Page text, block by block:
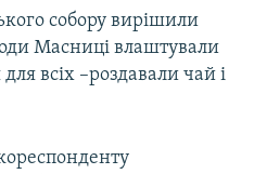
собору вирішили
Масниці влаштували
всіх –роздавали чай і